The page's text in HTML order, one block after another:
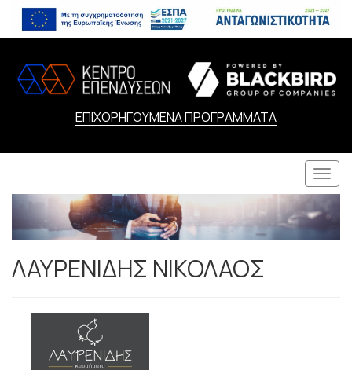
ΕΠΙΧΟΡΗΓΟΥΜΕΝΑ ΠΡΟΓΡΑΜΜΑΤΑ
ΛΑΥΡΕΝΙΔΗΣ ΝΙΚΟΛΑΟΣ